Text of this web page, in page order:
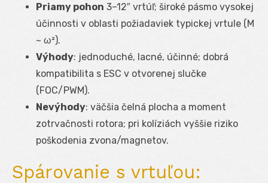
Priamy pohon 3–12″ vrtúľ; široké pásmo vysokej
účinnosti v oblasti požiadaviek typickej vrtule (M
~ ω²).
Výhody: jednoduché, lacné, účinné; dobrá
kompatibilita s ESC v otvorenej slučke
(FOC/PWM).
Nevýhody: väčšia čelná plocha a moment
zotrvačnosti rotora; pri kolíziách vyššie riziko
poškodenia zvona/magnetov.
Spárovanie s vrtuľou: